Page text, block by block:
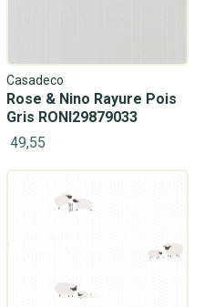
Casadeco
Rose & Nino Rayure Pois
Gris RONI29879033
49,55